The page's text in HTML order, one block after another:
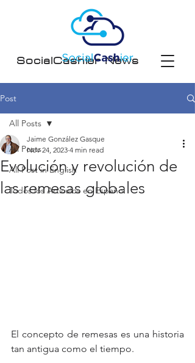
SocialCashier News
Post
All Posts
All Post in English
Todos los Artículos en Español
All Posts
Evolución y revolución de
las remesas globales
Jaime González Gasque
Nov 24, 2023 4 min read
El concepto de remesas es una historia
tan antigua como el tiempo.